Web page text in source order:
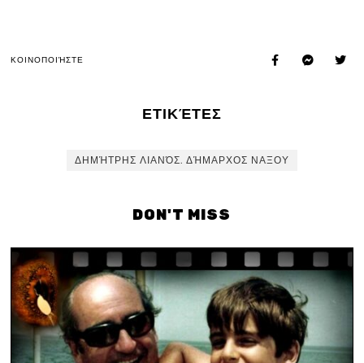
ΚΟΙΝΟΠΟΙΉΣΤΕ
ΕΤΙΚΈΤΕΣ
ΔΗΜΉΤΡΗΣ ΛΙΑΝΌΣ. ΔΉΜΑΡΧΟΣ ΝΑΞΟΥ
DON'T MISS